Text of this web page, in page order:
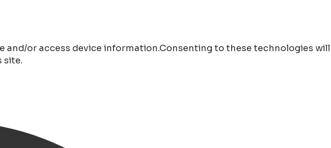
or access device information.Consenting to these technologies will
site.